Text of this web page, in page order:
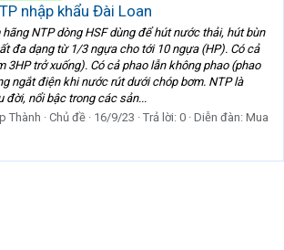
nhập khẩu Đài Loan
NTP dòng HSF dùng để hút nước thải, hút bùn
đa dạng từ 1/3 ngựa cho tới 10 ngựa (HP). Có cả
3HP trở xuống). Có cả phao lẫn không phao (phao
ngắt điện khi nước rút dưới chóp bơm. NTP là
đời, nổi bậc trong các sản...
Thành
Chủ đề 16/9/23 Trả lời: 0 Diễn đàn: Mua